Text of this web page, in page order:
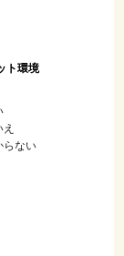
ト環境
らない